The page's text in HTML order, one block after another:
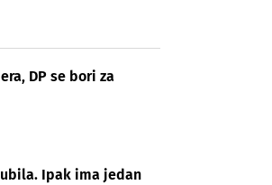
DP se bori za
Ipak ima jedan